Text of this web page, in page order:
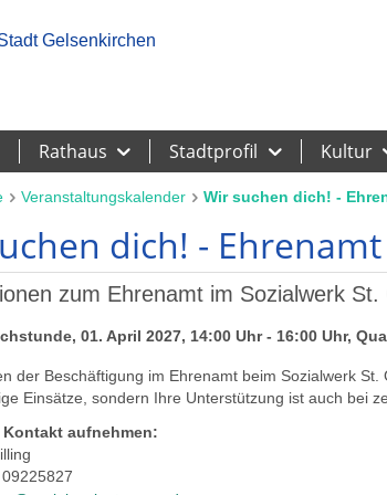
Rathaus Stadtprofil Kultur
Veranstaltungskalender Wir suchen dich! -
dich! -
zum Ehrenamt im Sozialwerk St.
01. April 2027, 14:00 Uhr - 16:00 Uhr,
der Beschäftigung im Ehrenamt beim Sozialwerk
Einsätze, sondern Ihre Unterstützung ist auch bei
aufnehmen: